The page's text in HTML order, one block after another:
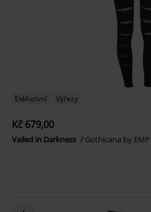
Exkluzivní Výřezy
Kč 679,00
Vailed in Darkness Gothicana by EMP